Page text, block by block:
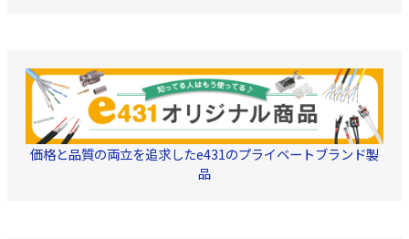
ックル:ワンタッチバック
ル(アルミ合金) ・柱上安
全帯用接続ベルト:ワンタ
ッチタイプ(アルミ合金)
・D環:スチール ・肩パッ
ド、休止フック掛け(2
個)、ベルト保持板、尻当
アルミ ・ D環:スチール ・
フックハンガー:合成樹脂
■梱包仕様 ・ 形態:個装
箱 ・ 単位:1個 ・ サイズ:
幅211×奥行90×高さ
250mm ・ 質量:約1.25kg
バ:ナイロン繊維 ・
ク:スチール ■梱包仕様
・ 形態:ブリスター
・ 単位:1個 ・ サイ
140×奥行60×高さ
290mm ・ 質量:約
価格と品質の両立を追求したe431のプライベートブランド製
品